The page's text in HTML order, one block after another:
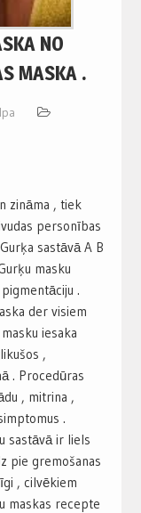
NO
MASKA .
zināma , tiek
personības
sastāvā A B
masku
.
der visiem
iesaka
,
. Procedūras
, mitrina ,
.
sastāvā ir liels
pie gremošanas
, cilvēkiem
maskas recepte